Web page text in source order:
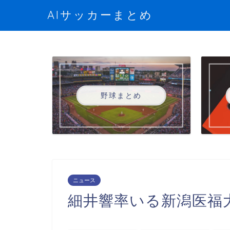
AIサッカーまとめ
野球まとめ
ニュース
細井響率いる新潟医福